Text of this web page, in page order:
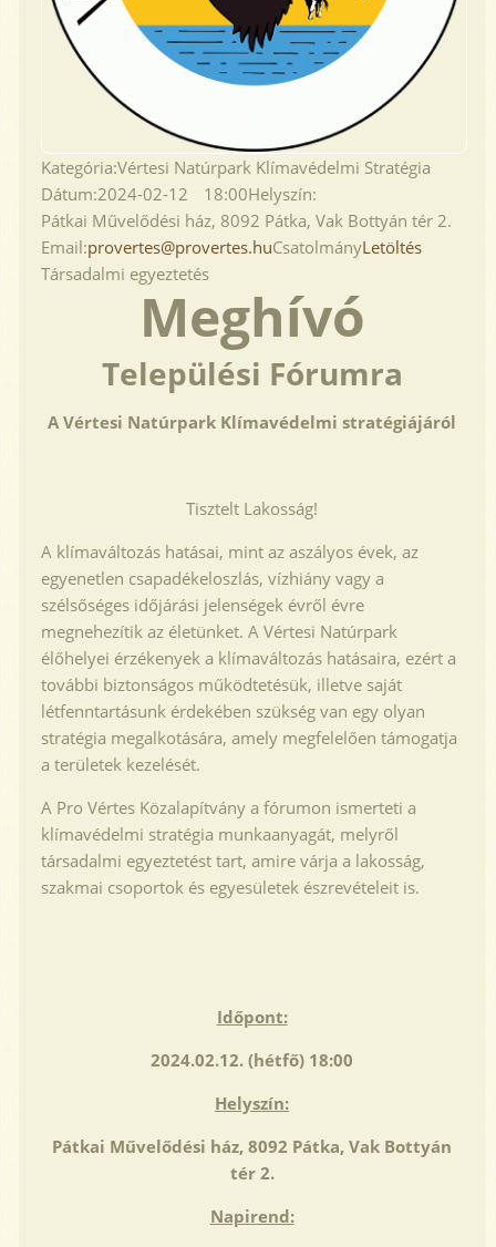
Kategória:Vértesi Natúrpark Klímavédelmi Stratégia
Dátum:2024-02-12 18:00Helyszín:
Pátkai Művelődési ház, 8092 Pátka, Vak Bottyán tér 2.
Email:provertes@provertes.huCsatolmányLetöltés
Társadalmi egyeztetés
Meghívó
Települési Fórumra
A Vértesi Natúrpark Klímavédelmi stratégiájáról
Tisztelt Lakosság!
A klímaváltozás hatásai, mint az aszályos évek, az
egyenetlen csapadékeloszlás, vízhiány vagy a
szélsőséges időjárási jelenségek évről évre
megnehezítik az életünket. A Vértesi Natúrpark
élőhelyei érzékenyek a klímaváltozás hatásaira, ezért a
további biztonságos működtetésük, illetve saját
létfenntartásunk érdekében szükség van egy olyan
stratégia megalkotására, amely megfelelően támogatja
a területek kezelését.
A Pro Vértes Közalapítvány a fórumon ismerteti a
klímavédelmi stratégia munkaanyagát, melyről
társadalmi egyeztetést tart, amire várja a lakosság,
szakmai csoportok és egyesületek észrevételeit is.
Időpont:
2024.02.12. (hétfő) 18:00
Helyszín:
Pátkai Művelődési ház, 8092 Pátka, Vak Bottyán
tér 2.
Napirend: